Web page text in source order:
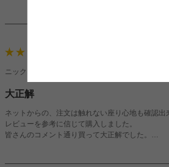
ニックネーム：ややさん（女性）
大正解
ネットからの、注文は触れない座り心地も確認
レビューを参考に信じて購入しました。
皆さんのコメント通り買って大正解でした。